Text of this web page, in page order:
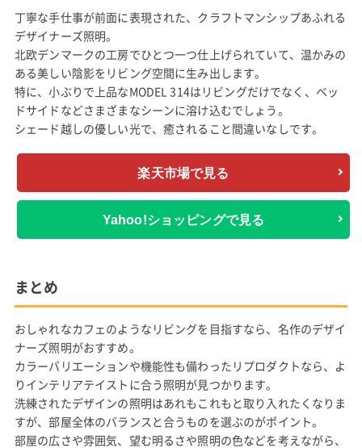
丁寧な手仕事が前面に表現された、クラフトマンシップあふれる
デザイナーズ照明。
北欧デンマークの工房でひとつ一つ仕上げられていて、温かみの
ある美しい陰影をリビング空間に生み出します。
特に、小ぶりで上品なMODEL 314はリビングだけでなく、ベッ
ドサイドなどさまざまなシーンに溶け込むでしょう。
シェード越しの優しい光で、癒されること間違いなしです。
楽天市場で見る
Yahoo!ショッピングで見る
まとめ
おしゃれなカフェのようなリビングを目指すなら、名作のデザイ
ナーズ照明がおすすめ。
カラーバリエーションや機能性も備わったリプロダクトなら、よ
りインテリアテイストに合う照明が見つかります。
洗練されたデザインの照明はあれもこれもと取り入れたくなりま
すが、部屋全体のバランスと合うものを選ぶのがポイント。
部屋の広さや雰囲気、望む明るさや照明の色などを考えながら、